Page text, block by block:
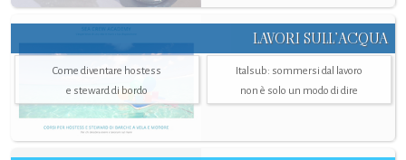
LAVORI SULL’ACQUA
Come diventare hostess
e steward di bordo
Italsub: sommersi dal lavoro
non è solo un modo di dire